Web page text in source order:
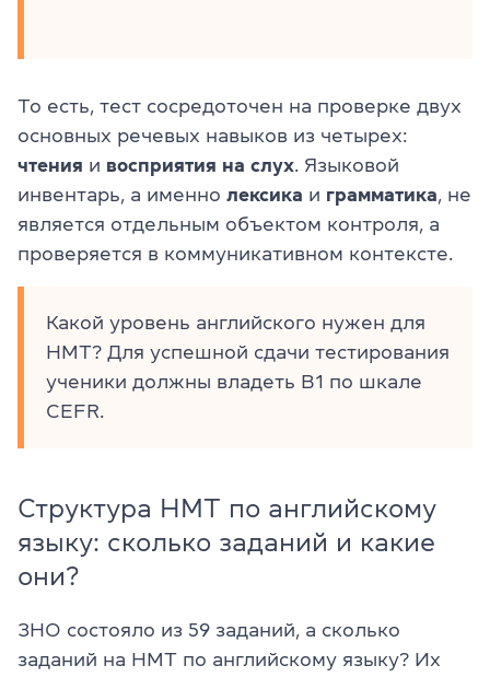
То есть, тест сосредоточен на проверке двух
основных речевых навыков из четырех:
чтения и восприятия на слух . Языковой
инвентарь, а именно лексика и грамматика , не
является отдельным объектом контроля, а
проверяется в коммуникативном контексте.
Какой уровень английского нужен для
НМТ? Для успешной сдачи тестирования
ученики должны владеть В1 по шкале
СEFR.
Структура НМТ по английскому
языку: сколько заданий и какие
они?
ЗНО состояло из 59 заданий, а сколько
заданий на НМТ по английскому языку? Их